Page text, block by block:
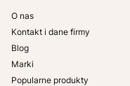
O nas
Kontakt i dane firmy
Blog
Marki
Popularne produkty